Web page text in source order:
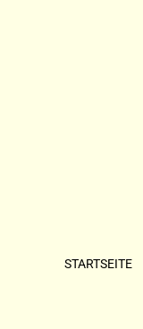
STARTSEITE